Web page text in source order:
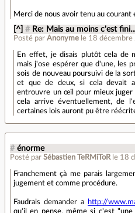
Merci de nous avoir tenu au courant
[^] # Re: Mais au moins c'est fini...
Posté parAnonyme le 18
En effet, je disais plutôt cela de
mais j'ose espérer que d'une, les
sois de nouveau poursuivi de la
et que de deux, si cela devait
entrouvre un œil pour mieux juger
cela arrive éventuellement, de
certaines lois auront pu être
# énorme
Posté par Sébastien TeRMiToR le 18
Franchement çà me parais
jugement et comme procédure.
Faudrais demander a http://
qu'il en pense, même si c'est